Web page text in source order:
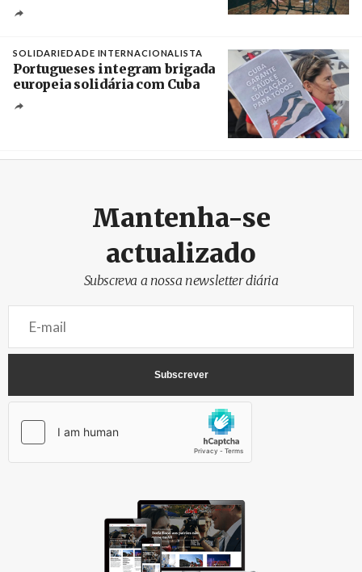
SOLIDARIEDADE INTERNACIONALISTA
Portugueses integram brigada
europeia solidária com Cuba
Mantenha-se
actualizado
Subscreva a nossa newsletter diária